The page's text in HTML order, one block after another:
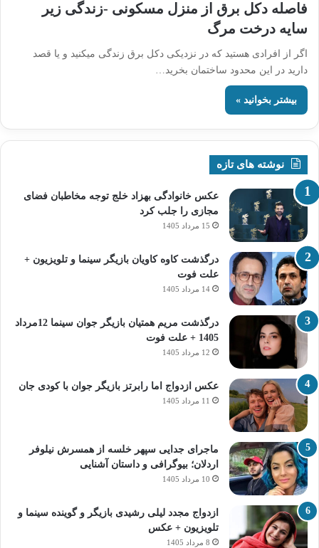
فاصله دکل برق از منزل مسکونی -زندگی زیر
سایه درخت مرگ
اگر از افرادی هستید که در نزدیکی دکل برق زندگی می­کنید و یا قصد
دارید در این محدود ساختمان بخرید…
بیشتر بخوانید »
نوشته های تازه
عکس خانوادگی بهزاد خلج توجه مخاطبان فضای
مجازی را جلب کرد
15 مرداد 1405
درگذشت کاوه کاویان بازیگر سینما و تلویزیون +
علت فوت
14 مرداد 1405
درگذشت مریم همتیان بازیگر جوان سینما 12مرداد
1405 + علت فوت
12 مرداد 1405
عکس ازدواج اما رابرتز بازیگر جوان با کودی جان
11 مرداد 1405
ماجرای جدایی سپهر خلسه از همسرش نیلوفر
اردلان؛ بیوگرافی و داستان آشنایی
10 مرداد 1405
ازدواج مجدد لیلی رشیدی بازیگر و گوینده سینما و
تلویزیون + عکس
8 مرداد 1405